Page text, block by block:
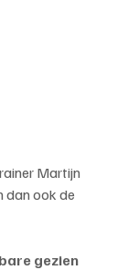
Martijn
dan ook de
gezien